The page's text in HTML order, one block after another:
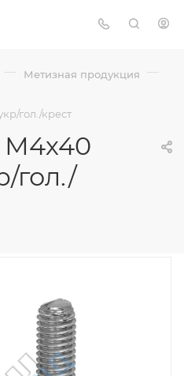
— Метизная продукция —
гол./крест
М4х40
гол./